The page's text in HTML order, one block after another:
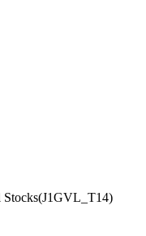
Stocks(J1GVL_T14)